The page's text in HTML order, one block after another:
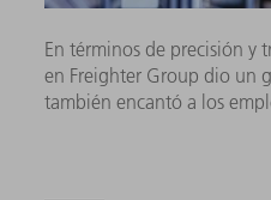
En términos de precisión y
en Freighter Group dio un
también encantó a los